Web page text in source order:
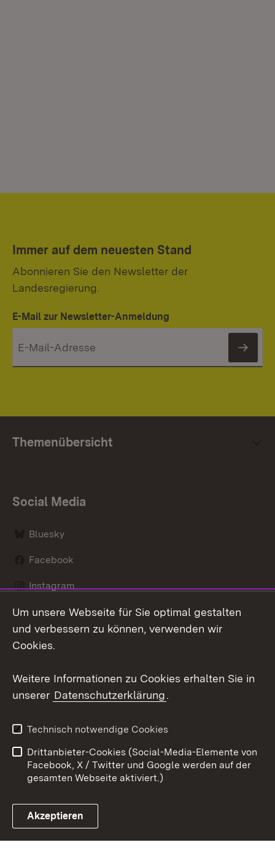
Immer auf dem neuesten Stand
Abonnieren Sie den Newsletter der
Landesregierung.
E-Mail zur Newsletter-Anmeldung
Themenübersicht
Social Media
Bluesky
Facebook
Instagram
LinkedIn
Link zum Landesportal
Datenschutz
Barrierefreiheit
Impressum
Cookies
Um unsere Webseite für Sie optimal gestalten
und verbessern zu können, verwenden wir
Cookies.
Weitere Informationen zu Cookies erhalten Sie in
unserer Datenschutzerklärung.
Technisch notwendige Cookies
Drittanbieter-Cookies (Social-Media-Elemente von
Facebook, X / Twitter und Google werden auf der
gesamten Webseite aktiviert.)
Akzeptieren